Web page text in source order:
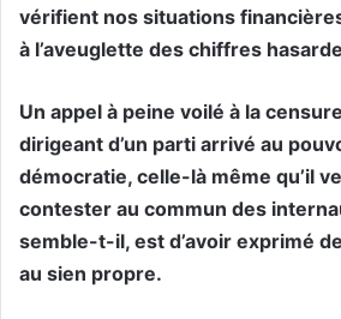
vérifient nos situations
à l’aveuglette des chiffres
Un appel à peine voilé à la
dirigeant d’un parti arrivé au
démocratie, celle-là même qu’il
contester au commun des
semble-t-il, est d’avoir exprimé
au sien propre.